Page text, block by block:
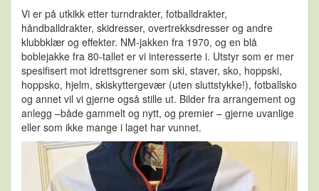
Vi er på utkikk etter turndrakter, fotballdrakter,
håndballdrakter, skidresser, overtrekksdresser og andre
klubbklær og effekter. NM-jakken fra 1970, og en blå
boblejakke fra 80-tallet er vi interesserte i. Utstyr som er mer
spesifisert mot idrettsgrener som ski, staver, sko, hoppski,
hoppsko, hjelm, skiskyttergevær (uten sluttstykke!), fotballsko
og annet vil vi gjerne også stille ut. Bilder fra arrangement og
anlegg –både gammelt og nytt, og premier – gjerne uvanlige
eller som ikke mange i laget har vunnet.